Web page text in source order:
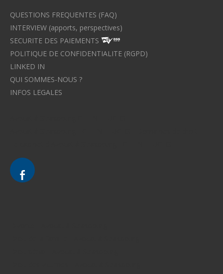
QUESTIONS FREQUENTES (FAQ)
INTERVIEW (apports, perspectives)
SECURITE DES PAIEMENTS
POLITIQUE DE CONFIDENTIALITE (RGPD)
LINKED IN
QUI SOMMES-NOUS ?
INFOS LEGALES